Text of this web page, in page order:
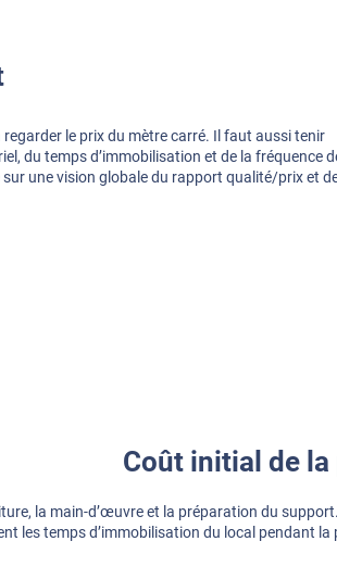
le prix du mètre carré. Il faut aussi tenir
du temps d’immobilisation et de la fréquence
une vision globale du rapport qualité/prix et
Coût initial de
la main-d’œuvre et la préparation du
les temps d’immobilisation du local pendant la